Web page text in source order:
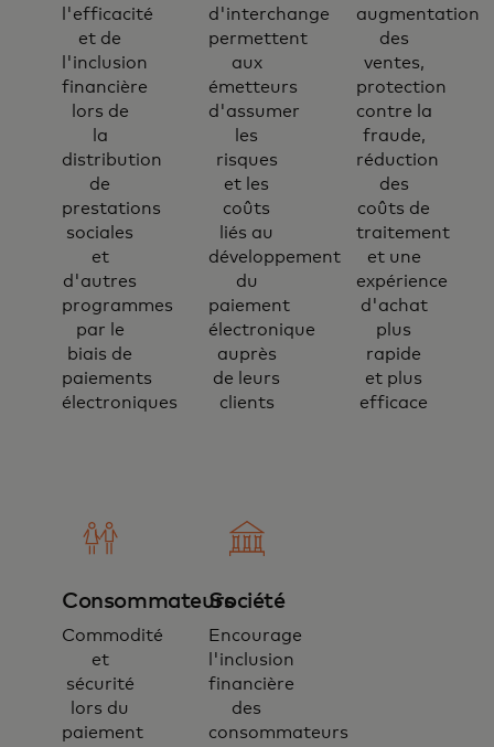
l'efficacité
et de
l'inclusion
financière
lors de
la
distribution
de
prestations
sociales
et
d'autres
programmes
par le
biais de
paiements
électroniques
d'interchange
permettent
aux
émetteurs
d'assumer
les
risques
et les
coûts
liés au
développement
du
paiement
électronique
auprès
de leurs
clients
augmentation
des
ventes,
protection
contre la
fraude,
réduction
des
coûts de
traitement
et une
expérience
d'achat
plus
rapide
et plus
efficace
Consommateurs
Commodité
et
sécurité
lors du
paiement
Société
Encourage
l'inclusion
financière
des
consommateurs